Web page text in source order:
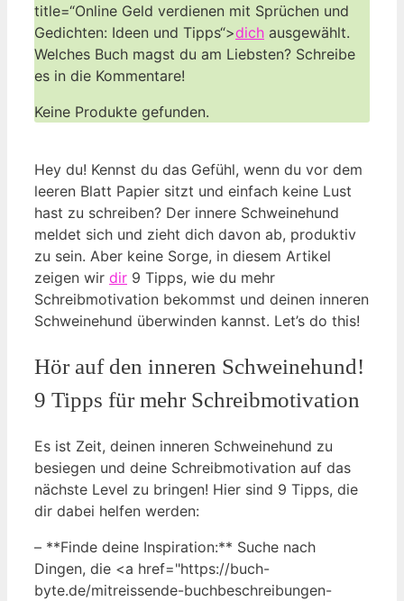
title=“Online Geld verdienen mit Sprüchen und
Gedichten: Ideen und Tipps“>dich ausgewählt.
Welches Buch magst du am Liebsten? Schreibe
es in die Kommentare!
Keine Produkte gefunden.
Hey du! Kennst du das Gefühl, wenn du vor dem
leeren Blatt Papier sitzt und einfach keine Lust
hast zu schreiben? Der innere Schweinehund
meldet sich und zieht dich davon ab, produktiv
zu sein. Aber keine Sorge, in diesem Artikel
zeigen wir dir 9 Tipps, wie du mehr
Schreibmotivation bekommst und deinen inneren
Schweinehund überwinden kannst. Let’s do this!
Hör auf den inneren Schweinehund!
9 Tipps für mehr Schreibmotivation
Es ist Zeit, deinen inneren Schweinehund zu
besiegen und deine Schreibmotivation auf das
nächste Level zu bringen! Hier sind 9 Tipps, die
dir dabei helfen werden:
– **Finde deine Inspiration:** Suche nach
Dingen, die <a href="https://buch-
byte.de/mitreissende-buchbeschreibungen-